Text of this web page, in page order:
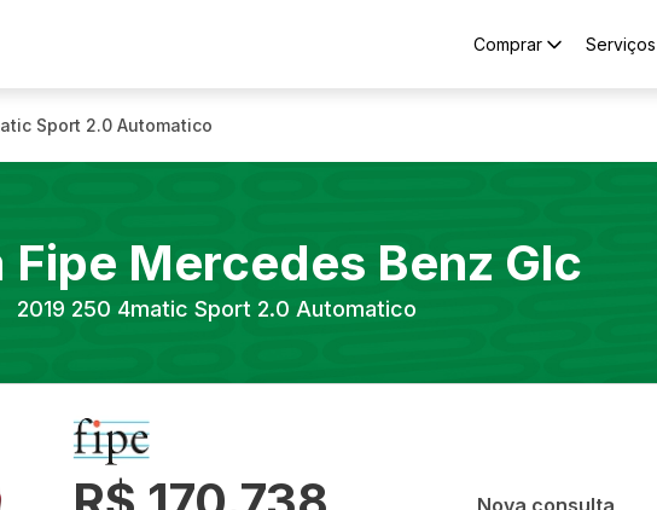
Comprar Serviços
Sport 2.0 Automatico
Fipe Mercedes Benz Glc
2019 250 4matic Sport 2.0 Automatico
Nova consulta